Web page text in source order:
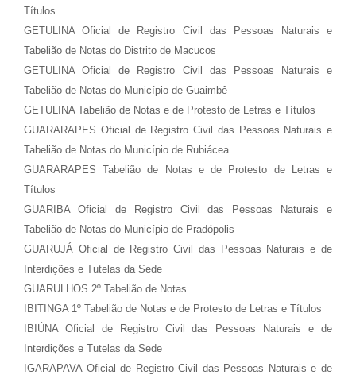
Títulos
GETULINA Oficial de Registro Civil das Pessoas Naturais e
Tabelião de Notas do Distrito de Macucos
GETULINA Oficial de Registro Civil das Pessoas Naturais e
Tabelião de Notas do Município de Guaimbê
GETULINA Tabelião de Notas e de Protesto de Letras e Títulos
GUARARAPES Oficial de Registro Civil das Pessoas Naturais e
Tabelião de Notas do Município de Rubiácea
GUARARAPES Tabelião de Notas e de Protesto de Letras e
Títulos
GUARIBA Oficial de Registro Civil das Pessoas Naturais e
Tabelião de Notas do Município de Pradópolis
GUARUJÁ Oficial de Registro Civil das Pessoas Naturais e de
Interdições e Tutelas da Sede
GUARULHOS 2º Tabelião de Notas
IBITINGA 1º Tabelião de Notas e de Protesto de Letras e Títulos
IBIÚNA Oficial de Registro Civil das Pessoas Naturais e de
Interdições e Tutelas da Sede
IGARAPAVA Oficial de Registro Civil das Pessoas Naturais e de